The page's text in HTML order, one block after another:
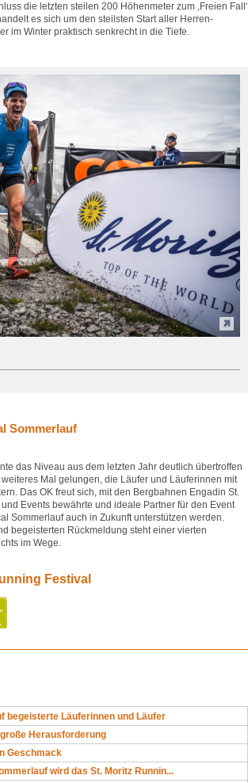
die letzten steilen 200 Höhenmeter zum ‚Freien Fall‘
es sich um den steilsten Start aller Herren-
im Winter praktisch senkrecht in die Tiefe.
Sommerlauf
das Niveau aus dem letzten Jahr deutlich übertroffen
Mal gelungen, die Läufer und Läuferinnen mit
Das OK freut sich, mit den Bergbahnen Engadin St.
Events bewährte und ideale Partner für den Event
Sommerlauf auch in Zukunft unterstützen werden.
begeisterten Rückmeldung steht einer vierten
im Wege.
Festival
begeisterte Läuferinnen und Läufer
Herausforderung
Geschmack
wird das St. Moritz Runnin...